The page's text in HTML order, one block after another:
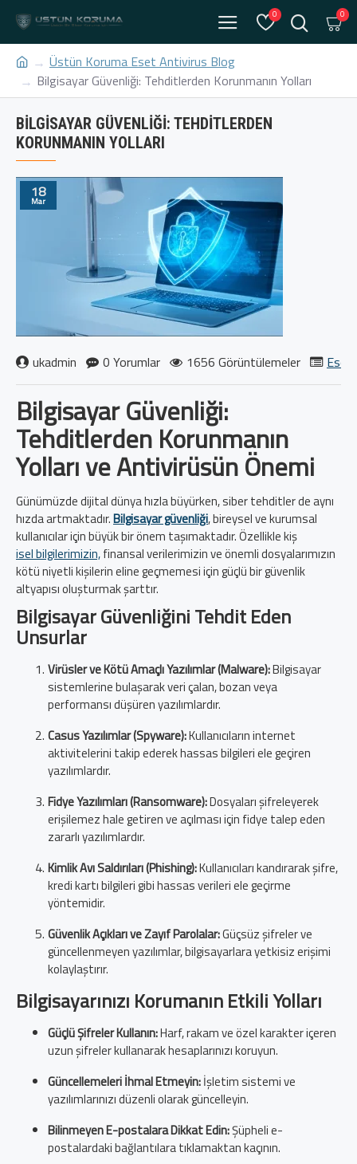
0 0
Üstün Koruma Eset Antivirus Blog
Bilgisayar Güvenliği: Tehditlerden Korunmanın Yolları
BILGISAYAR GÜVENLIĞI: TEHDITLERDEN
KORUNMANIN YOLLARI
18
Mar
ukadmin 0 Yorumlar 1656 Görüntülemeler Eset
Bilgisayar Güvenliği:
Tehditlerden Korunmanın
Yolları ve Antivirüsün Önemi
Günümüzde dijital dünya hızla büyürken, siber tehditler de aynı
hızda artmaktadır.Bilgisayar güvenliği, bireysel ve kurumsal
kullanıcılar için büyük bir önem taşımaktadır. Özellikle kiş
isel bilgilerimizin,finansal verilerimizin ve önemli dosyalarımızın
kötü niyetli kişilerin eline geçmemesi için güçlü bir güvenlik
altyapısı oluşturmak şarttır.
Bilgisayar Güvenliğini Tehdit Eden
Unsurlar
Virüsler ve Kötü Amaçlı Yazılımlar (Malware):Bilgisayar
sistemlerine bulaşarak veri çalan, bozan veya
performansı düşüren yazılımlardır.
Casus Yazılımlar (Spyware):Kullanıcıların internet
aktivitelerini takip ederek hassas bilgileri ele geçiren
yazılımlardır.
Fidye Yazılımları (Ransomware):Dosyaları şifreleyerek
erişilemez hale getiren ve açılması için fidye talep eden
zararlı yazılımlardır.
Kimlik Avı Saldırıları (Phishing):Kullanıcıları kandırarak şifre,
kredi kartı bilgileri gibi hassas verileri ele geçirme
yöntemidir.
Güvenlik Açıkları ve Zayıf Parolalar:Güçsüz şifreler ve
güncellenmeyen yazılımlar, bilgisayarlara yetkisiz erişimi
kolaylaştırır.
Bilgisayarınızı Korumanın Etkili Yolları
Güçlü Şifreler Kullanın:Harf, rakam ve özel karakter içeren
uzun şifreler kullanarak hesaplarınızı koruyun.
Güncellemeleri İhmal Etmeyin:İşletim sistemi ve
yazılımlarınızı düzenli olarak güncelleyin.
Bilinmeyen E-postalara Dikkat Edin:Şüpheli e-
postalardaki bağlantılara tıklamaktan kaçının.